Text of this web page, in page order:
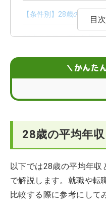
【条件別】28歳の平均年
28歳公務員の平均年収
28歳で理想の年収を目指
目
＼かんた
28歳の平均年
以下では28歳の平均年収
で解説します。就職や転
比較する際に参考にして